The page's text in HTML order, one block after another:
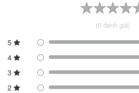
(0 đánh giá)
5
4
3
2